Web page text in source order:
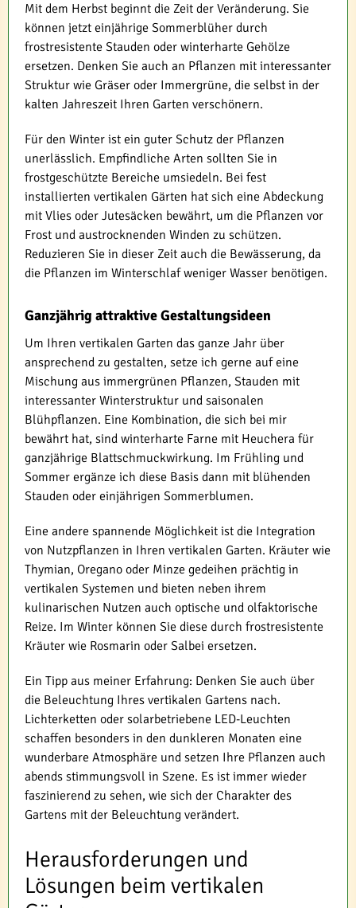
Mit dem Herbst beginnt die Zeit der Veränderung. Sie
können jetzt einjährige Sommerblüher durch
frostresistente Stauden oder winterharte Gehölze
ersetzen. Denken Sie auch an Pflanzen mit interessanter
Struktur wie Gräser oder Immergrüne, die selbst in der
kalten Jahreszeit Ihren Garten verschönern.
Für den Winter ist ein guter Schutz der Pflanzen
unerlässlich. Empfindliche Arten sollten Sie in
frostgeschützte Bereiche umsiedeln. Bei fest
installierten vertikalen Gärten hat sich eine Abdeckung
mit Vlies oder Jutesäcken bewährt, um die Pflanzen vor
Frost und austrocknenden Winden zu schützen.
Reduzieren Sie in dieser Zeit auch die Bewässerung, da
die Pflanzen im Winterschlaf weniger Wasser benötigen.
Ganzjährig attraktive Gestaltungsideen
Um Ihren vertikalen Garten das ganze Jahr über
ansprechend zu gestalten, setze ich gerne auf eine
Mischung aus immergrünen Pflanzen, Stauden mit
interessanter Winterstruktur und saisonalen
Blühpflanzen. Eine Kombination, die sich bei mir
bewährt hat, sind winterharte Farne mit Heuchera für
ganzjährige Blattschmuckwirkung. Im Frühling und
Sommer ergänze ich diese Basis dann mit blühenden
Stauden oder einjährigen Sommerblumen.
Eine andere spannende Möglichkeit ist die Integration
von Nutzpflanzen in Ihren vertikalen Garten. Kräuter wie
Thymian, Oregano oder Minze gedeihen prächtig in
vertikalen Systemen und bieten neben ihrem
kulinarischen Nutzen auch optische und olfaktorische
Reize. Im Winter können Sie diese durch frostresistente
Kräuter wie Rosmarin oder Salbei ersetzen.
Ein Tipp aus meiner Erfahrung: Denken Sie auch über
die Beleuchtung Ihres vertikalen Gartens nach.
Lichterketten oder solarbetriebene LED-Leuchten
schaffen besonders in den dunkleren Monaten eine
wunderbare Atmosphäre und setzen Ihre Pflanzen auch
abends stimmungsvoll in Szene. Es ist immer wieder
faszinierend zu sehen, wie sich der Charakter des
Gartens mit der Beleuchtung verändert.
Herausforderungen und
Lösungen beim vertikalen